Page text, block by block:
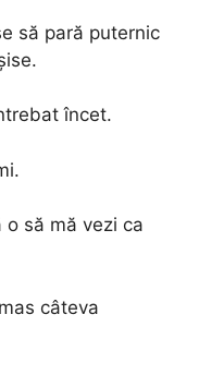
să pară puternic
încet.
să mă vezi ca
câteva